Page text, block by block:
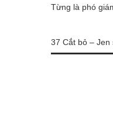
Từng là phó
37 Cắt bỏ – Jen